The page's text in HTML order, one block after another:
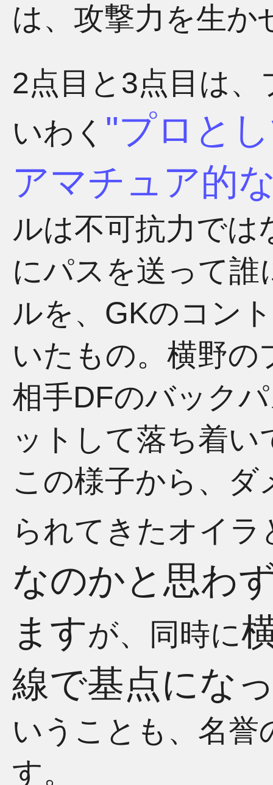
は、攻撃力を生か
2点目と3点目は
いわく
プロと
アマチュア的
ルは不可抗力では
にパスを送って
ルを、GKのコン
いたもの。横野の
相手DFのバック
ットして落ち着
この様子から、
られてきたオイラ
なのかと思わ
ますが、同時に
線で基点にな
いうことも、名
す。